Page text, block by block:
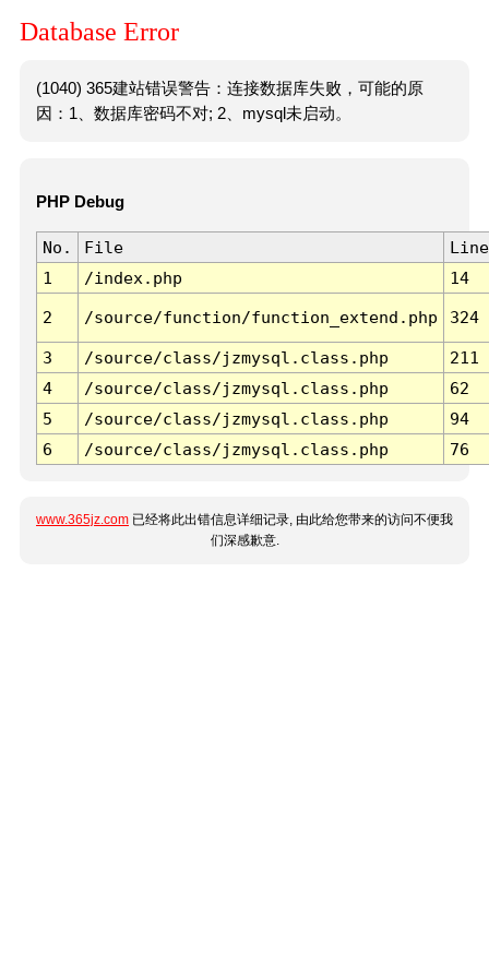
Database Error
(1040) 365建站错误警告：连接数据库失败，可能的原
因：1、数据库密码不对; 2、mysql未启动。
PHP Debug
No. File
Line
1
/index.php 14
2 /source/function/function_extend.php 324
3 /source/class/jzmysql.class.php
211
4
/source/class/jzmysql.class.php
62
5
/source/class/jzmysql.class.php
94
6
/source/class/jzmysql.class.php 76
www.365jz.com 已经将此出错信息详细记录, 由此给您带来的访问不便我
们深感歉意.